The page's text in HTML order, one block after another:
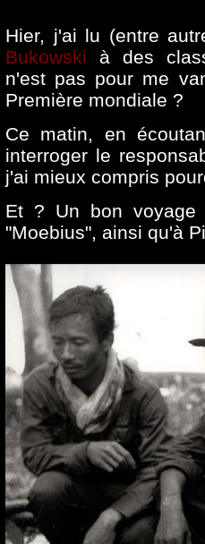
Hier, j'ai lu (entre
Bukowski à des
n'est pas pour me
Première mondiale ?
Ce matin, en
interroger le
j'ai mieux compris
Et ? Un bon
"Moebius", ainsi qu'à